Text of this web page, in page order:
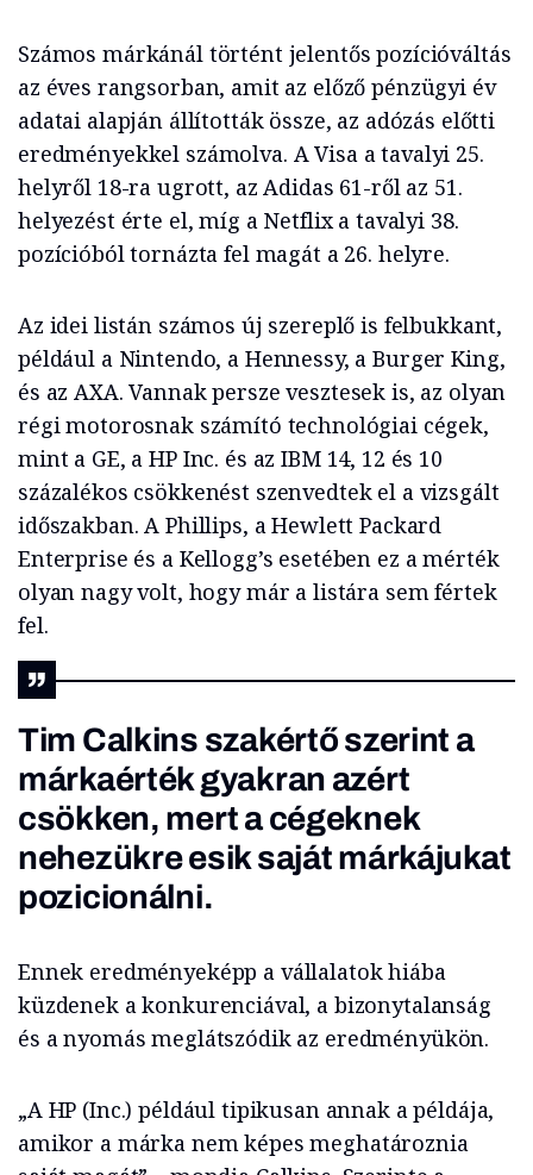
Számos márkánál történt jelentős pozícióváltás
az éves rangsorban, amit az előző pénzügyi év
adatai alapján állították össze, az adózás előtti
eredményekkel számolva. A Visa a tavalyi 25.
helyről 18-ra ugrott, az Adidas 61-ről az 51.
helyezést érte el, míg a Netflix a tavalyi 38.
pozícióból tornázta fel magát a 26. helyre.
Az idei listán számos új szereplő is felbukkant,
például a Nintendo, a Hennessy, a Burger King,
és az AXA. Vannak persze vesztesek is, az olyan
régi motorosnak számító technológiai cégek,
mint a GE, a HP Inc. és az IBM 14, 12 és 10
százalékos csökkenést szenvedtek el a vizsgált
időszakban. A Phillips, a Hewlett Packard
Enterprise és a Kellogg’s esetében ez a mérték
olyan nagy volt, hogy már a listára sem fértek
fel.
Tim Calkins szakértő szerint a
márkaérték gyakran azért
csökken, mert a cégeknek
nehezükre esik saját márkájukat
pozicionálni.
Ennek eredményeképp a vállalatok hiába
küzdenek a konkurenciával, a bizonytalanság
és a nyomás meglátszódik az eredményükön.
„A HP (Inc.) például tipikusan annak a példája,
amikor a márka nem képes meghatároznia